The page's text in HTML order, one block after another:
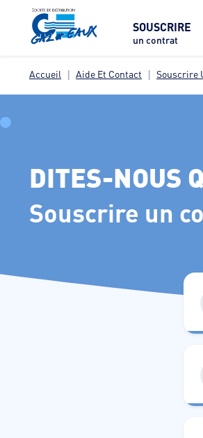
SOUSCRIRE
un contrat
Accueil Aide Et Contact Souscrire
DITES-NOUS
Souscrire un